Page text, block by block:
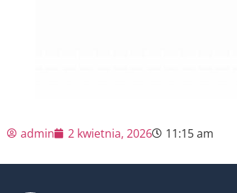
admin 2 kwietnia, 2026 11:15 am